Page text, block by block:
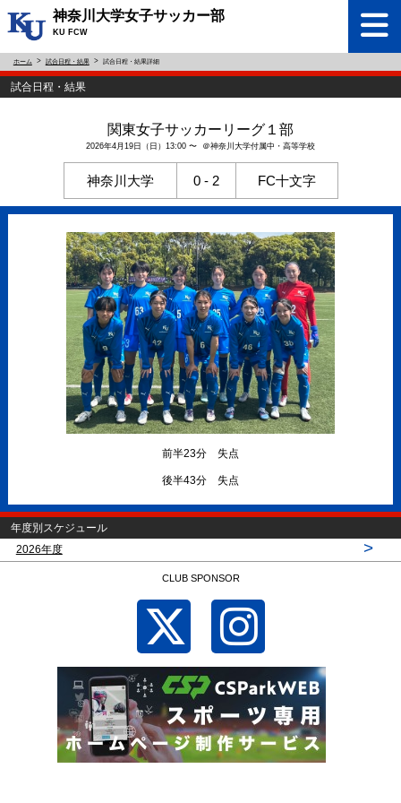
神奈川大学女子サッカー部
KU FCW
ホーム 試合日程・結果 試合日程・結果詳細
試合日程・結果
関東女子サッカーリーグ１部
2026年4月19日（日）13:00 〜 ＠神奈川大学付属中・高等学校
神奈川大学 0 - 2 FC十文字
前半23分 失点
後半43分 失点
年度別スケジュール
2026年度
>
CLUB SPONSOR